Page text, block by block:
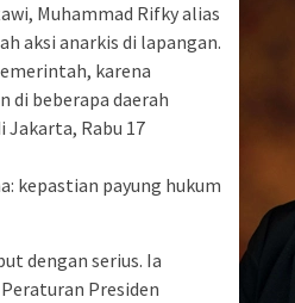
Muhammad Rifky alias
aksi anarkis di lapangan.
karena
di beberapa daerah
Rabu 17
kepastian payung hukum
dengan serius. Ia
Presiden